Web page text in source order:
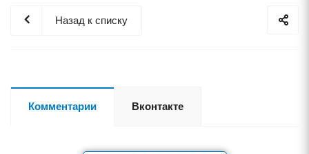
Назад к списку
Комментарии Вконтакте